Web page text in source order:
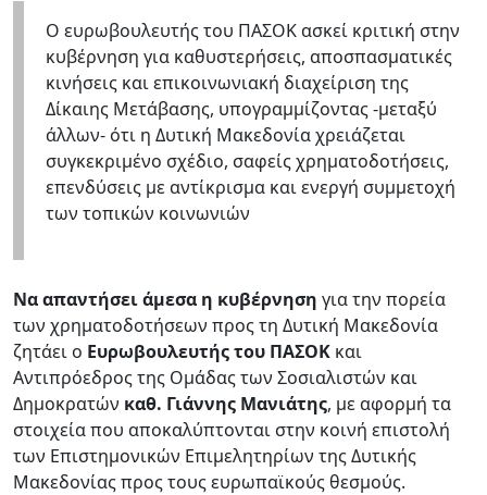
Ο ευρωβουλευτής του ΠΑΣΟΚ ασκεί κριτική στην
κυβέρνηση για καθυστερήσεις, αποσπασματικές
κινήσεις και επικοινωνιακή διαχείριση της
Δίκαιης Μετάβασης, υπογραμμίζοντας -μεταξύ
άλλων- ότι η Δυτική Μακεδονία χρειάζεται
συγκεκριμένο σχέδιο, σαφείς χρηματοδοτήσεις,
επενδύσεις με αντίκρισμα και ενεργή συμμετοχή
των τοπικών κοινωνιών
Να απαντήσει άμεσα η κυβέρνηση για την πορεία
των χρηματοδοτήσεων προς τη Δυτική Μακεδονία
ζητάει ο Ευρωβουλευτής του ΠΑΣΟΚ και
Αντιπρόεδρος της Ομάδας των Σοσιαλιστών και
Δημοκρατών καθ. Γιάννης Μανιάτης, με αφορμή τα
στοιχεία που αποκαλύπτονται στην κοινή επιστολή
των Επιστημονικών Επιμελητηρίων της Δυτικής
Μακεδονίας προς τους ευρωπαϊκούς θεσμούς.